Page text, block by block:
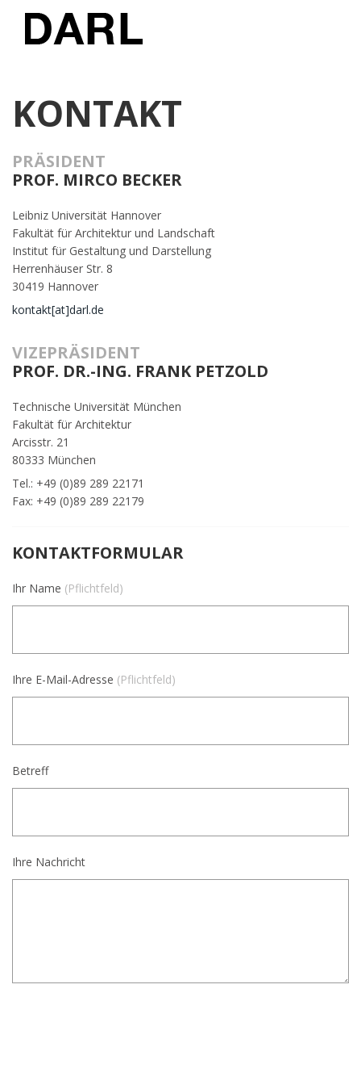
KONTAKT
PRÄSIDENT
PROF. MIRCO BECKER
Leibniz Universität Hannover
Fakultät für Architektur und Landschaft
Institut für Gestaltung und Darstellung
Herrenhäuser Str. 8
30419 Hannover
kontakt[at]darl.de
VIZEPRÄSIDENT
PROF. DR.-ING. FRANK PETZOLD
Technische Universität München
Fakultät für Architektur
Arcisstr. 21
80333 München
Tel.: +49 (0)89 289 22171
Fax: +49 (0)89 289 22179
KONTAKTFORMULAR
Ihr Name (Pflichtfeld)
Ihre E-Mail-Adresse (Pflichtfeld)
Betreff
Ihre Nachricht